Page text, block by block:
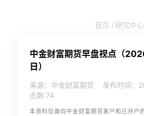
首页 / 研究中心
中金财富期货早盘视点（
日）
来源：中金财富期货 发布时间：
击数:74
本资料仅面向中金财富期货客户和已开户